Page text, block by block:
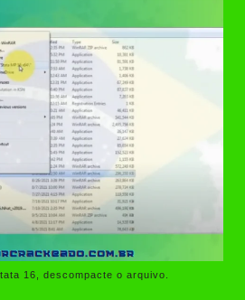
16, descompacte o arquivo.